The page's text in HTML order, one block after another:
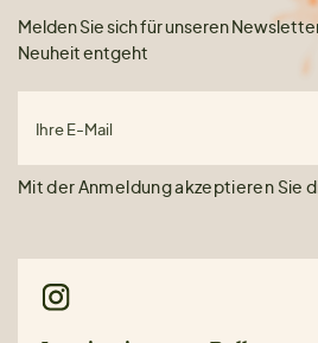
Melden Sie sich für unseren
Neuheit entgeht
Ihre E-Mail
Mit der Anmeldung akzeptieren Sie